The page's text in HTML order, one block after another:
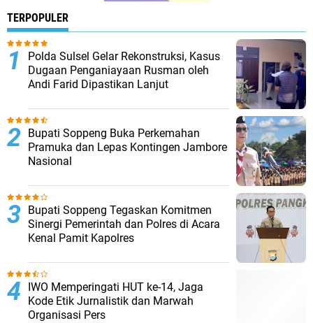
TERPOPULER
Polda Sulsel Gelar Rekonstruksi, Kasus
Dugaan Penganiayaan Rusman oleh
Andi Farid Dipastikan Lanjut
Bupati Soppeng Buka Perkemahan
Pramuka dan Lepas Kontingen Jambore
Nasional
Bupati Soppeng Tegaskan Komitmen
Sinergi Pemerintah dan Polres di Acara
Kenal Pamit Kapolres
IWO Memperingati HUT ke-14, Jaga
Kode Etik Jurnalistik dan Marwah
Organisasi Pers